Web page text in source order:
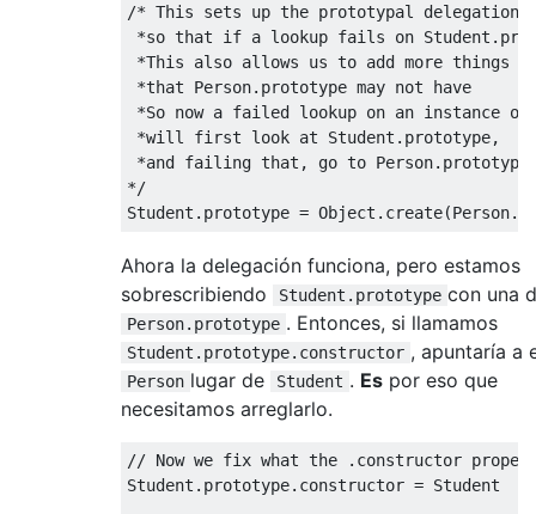
/* This sets up the prototypal
*so that if a lookup fails on
*This also allows us to add more things
*that Person.prototype may not have
*So now a failed lookup on an instance
*will first look at Student.prototype,
*and failing that, go to
*/
Student . prototype = Object . create(Person.
Ahora la delegación funciona, pero estamos
sobrescribiendo
Student.prototype con una
Person.prototype . Entonces, si llamamos
Student.prototype.constructor , apuntaría a
Person lugar de Student . Es por eso que
necesitamos arreglarlo.
// Now we fix what the .constructor
Student . prototype. constructor = Student